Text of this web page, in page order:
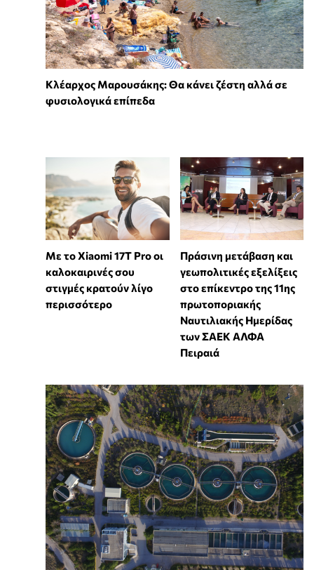
Κλέαρχος Μαρουσάκης: Θα κάνει ζέστη αλλά σε
φυσιολογικά επίπεδα
Με το Xiaomi 17T Pro οι
καλοκαιρινές σου
στιγμές κρατούν λίγο
περισσότερο
Πράσινη μετάβαση και
γεωπολιτικές εξελίξεις
στο επίκεντρο της 11ης
πρωτοποριακής
Ναυτιλιακής Ημερίδας
των ΣΑΕΚ ΑΛΦΑ
Πειραιά